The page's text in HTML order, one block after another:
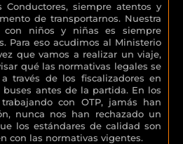
siempre atentos y
de transportarnos. Nuestra
con niños y niñas es siempre
Para eso acudimos al Ministerio
que vamos a realizar un viaje,
qué las normativas legales se
través de los fiscalizadores en
antes de la partida. En los
con OTP, jamás han
nunca nos han rechazado un
los estándares de calidad son
con las normativas vigentes.